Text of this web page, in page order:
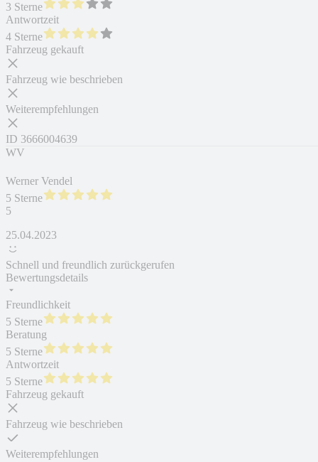
3 Sterne
Antwortzeit
4 Sterne
Fahrzeug gekauft
Fahrzeug wie beschrieben
Weiterempfehlungen
ID 3666004639
WV
Werner Vendel
5 Sterne
5
25.04.2023
Schnell und freundlich zurückgerufen
Bewertungsdetails
Freundlichkeit
5 Sterne
Beratung
5 Sterne
Antwortzeit
5 Sterne
Fahrzeug gekauft
Fahrzeug wie beschrieben
Weiterempfehlungen